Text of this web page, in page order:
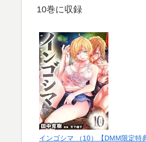
10巻に収録
インゴシマ （10）【DMM限定特